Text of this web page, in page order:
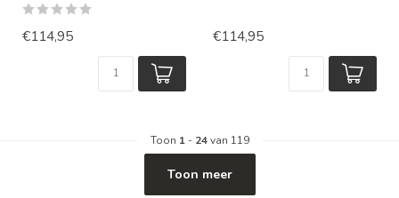
€114,95 €114,95
Toon 1- 24van 119
Toon meer